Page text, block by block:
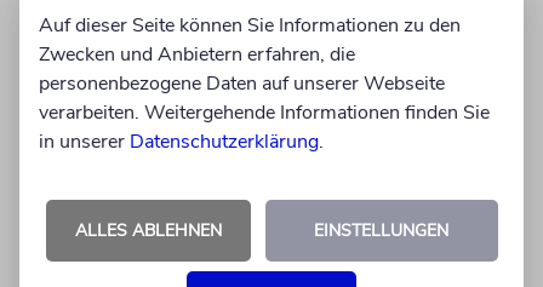
Auf dieser Seite können Sie Informationen zu den
Zwecken und Anbietern erfahren, die
personenbezogene Daten auf unserer Webseite
verarbeiten. Weitergehende Informationen finden Sie
in unserer Datenschutzerklärung.
ALLES ABLEHNEN EINSTELLUNGEN